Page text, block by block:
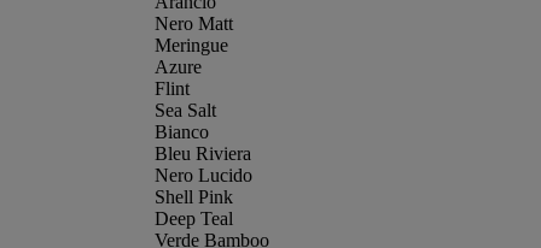
Nero Matt
Meringue
Azure
Flint
Sea Salt
Bianco
Bleu Riviera
Nero Lucido
Shell Pink
Deep Teal
Verde Bamboo